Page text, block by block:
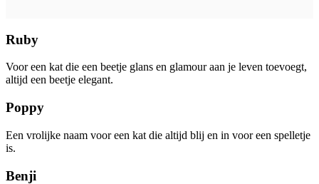
Ruby
Voor een kat die een beetje glans en glamour aan je leven toevoegt,
altijd een beetje elegant.
Poppy
Een vrolijke naam voor een kat die altijd blij en in voor een spelletje
is.
Benji